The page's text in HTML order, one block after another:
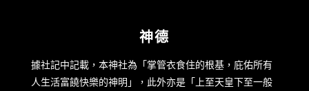
神德
據社記中記載，本神社為「掌管衣食住的根基，庇佑所有
人生活富饒快樂的神明」，此外亦是「上至天皇下至一般